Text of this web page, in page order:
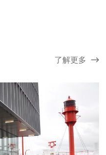
了解更多